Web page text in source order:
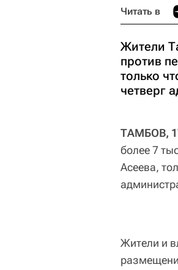
Читать в
Жители
против
только
четверг
ТАМБОВ,
более 7
Асеева,
Жители и